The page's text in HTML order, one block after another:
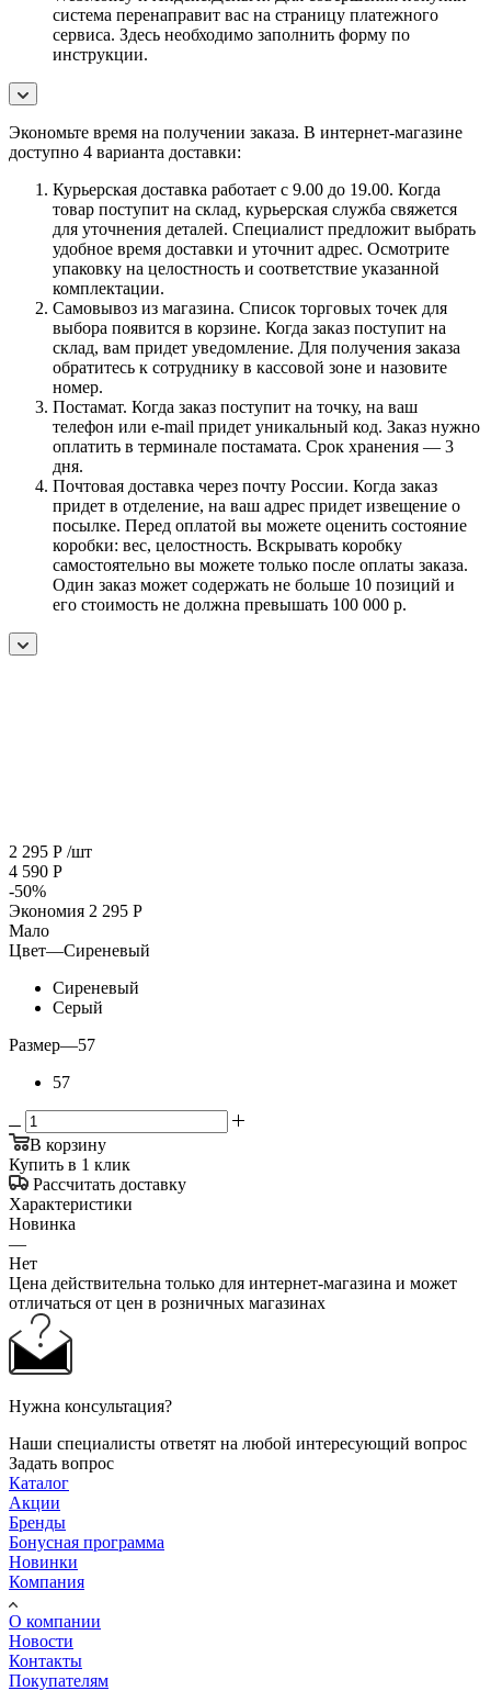
система перенаправит вас на страницу платежного
сервиса. Здесь необходимо заполнить форму по
инструкции.
Экономьте время на получении заказа. В интернет-магазине
доступно 4 варианта доставки:
Курьерская доставка работает с 9.00 до 19.00. Когда
товар поступит на склад, курьерская служба свяжется
для уточнения деталей. Специалист предложит выбрать
удобное время доставки и уточнит адрес. Осмотрите
упаковку на целостность и соответствие указанной
комплектации.
Самовывоз из магазина. Список торговых точек для
выбора появится в корзине. Когда заказ поступит на
склад, вам придет уведомление. Для получения заказа
обратитесь к сотруднику в кассовой зоне и назовите
номер.
Постамат. Когда заказ поступит на точку, на ваш
телефон или e-mail придет уникальный код. Заказ нужно
оплатить в терминале постамата. Срок хранения — 3
дня.
Почтовая доставка через почту России. Когда заказ
придет в отделение, на ваш адрес придет извещение о
посылке. Перед оплатой вы можете оценить состояние
коробки: вес, целостность. Вскрывать коробку
самостоятельно вы можете только после оплаты заказа.
Один заказ может содержать не больше 10 позиций и
его стоимость не должна превышать 100 000 р.
2 295 Р /шт
4 590 Р
-50%
Экономия 2 295 Р
Мало
Цвет—Сиреневый
Сиреневый
Серый
Размер—57
57
В корзину
Купить в 1 клик
Рассчитать доставку
Характеристики
Новинка
—
Нет
Цена действительна только для интернет-магазина и может
отличаться от цен в розничных магазинах
Нужна консультация?
Наши специалисты ответят на любой интересующий вопрос
Задать вопрос
Каталог
Акции
Бренды
Бонусная программа
Новинки
Компания
О компании
Новости
Контакты
Покупателям